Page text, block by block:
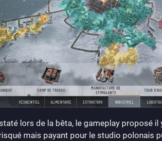
lors de la bêta, le gameplay proposé
mais payant pour le studio polonais